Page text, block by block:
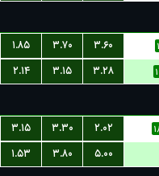
۳.۶۰ ۳.۷۰
۱.۸۵
۳.۲۸ ۳.۱۵
۲.۱۴
۲.۰۲ ۳.۳۰
۳.۱۵
۵.۰۰ ۳.۸۰
۱.۵۳